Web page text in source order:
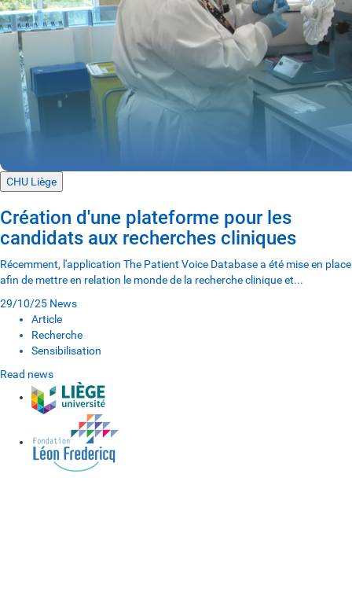
CHU Liège
Création d'une plateforme pour les
candidats aux recherches cliniques
Récemment, l'application The Patient Voice Database a été mise en place
afin de mettre en relation le monde de la recherche clinique et...
29/10/25 News
Article
Recherche
Sensibilisation
Read news